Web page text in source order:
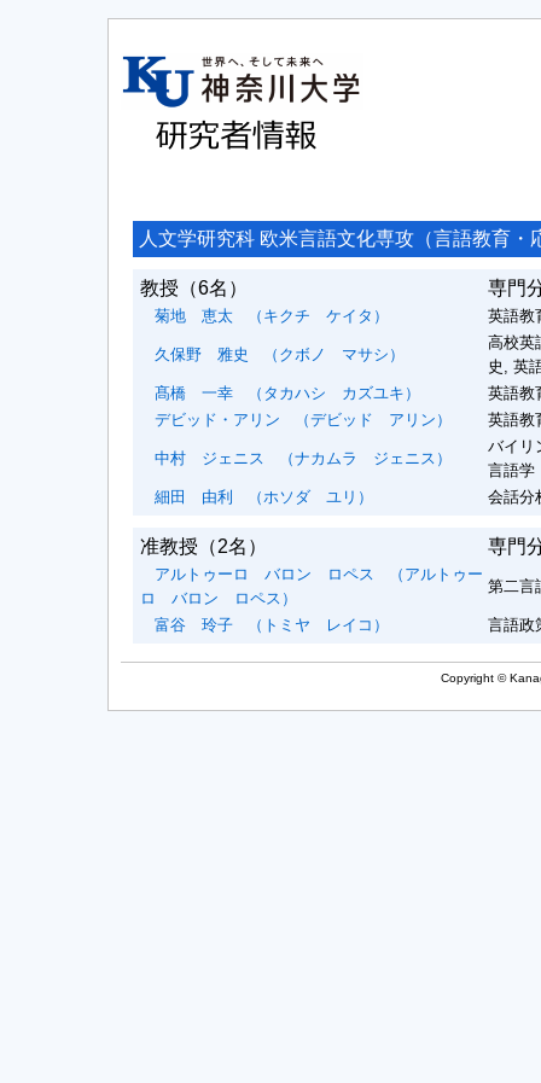
人文学研究科 欧米言語文化専攻（言語教育・
教授 （6名） 専門
菊地 恵太 （キクチ ケイタ） 英語教
久保野 雅史 （クボノ マサシ）
高校英
史, 英
髙橋 一幸
（タカハシ カズユキ）
英語教
デビッド・アリン
（デビッド アリン） 英語教
中村 ジェニス （ナカムラ ジェニス）
バイリ
言語学
細田 由利
（ホソダ ユリ） 会話分
准教授 （2名） 専門
アルトゥーロ バロン ロペス
（アルトゥー
ロ バロン ロペス）
第二言
富谷 玲子 （トミヤ レイコ） 言語政
Copyright ©